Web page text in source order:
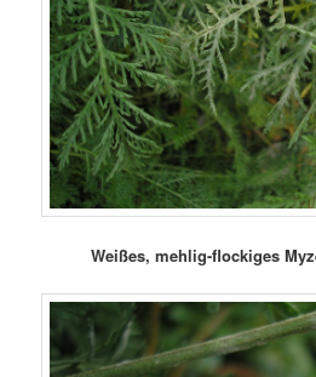
Weißes, mehlig-flockiges